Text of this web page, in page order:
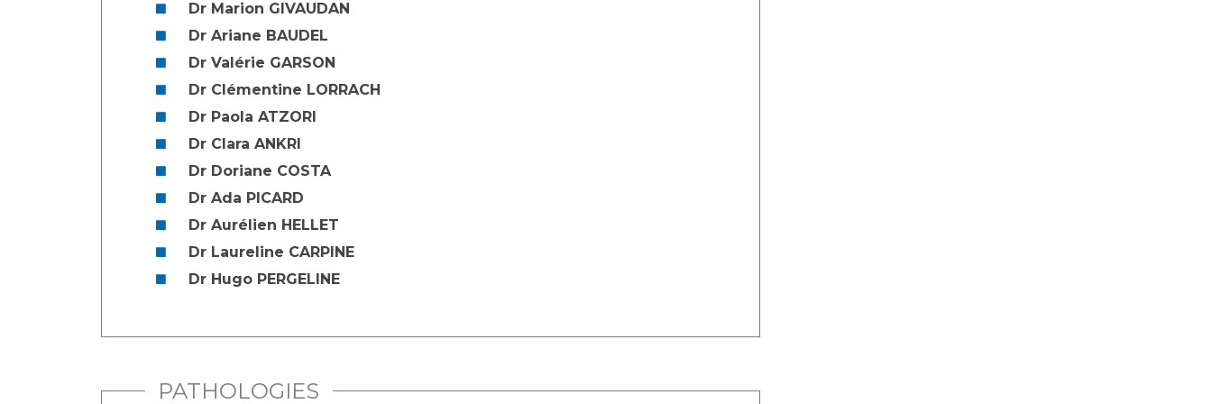
Dr Marion GIVAUDAN
Dr Ariane BAUDEL
Dr Valérie GARSON
Dr Clémentine LORRACH
Dr Paola ATZORI
Dr Clara ANKRI
Dr Doriane COSTA
Dr Ada PICARD
Dr Aurélien HELLET
Dr Laureline CARPINE
Dr Hugo PERGELINE
PATHOLOGIES